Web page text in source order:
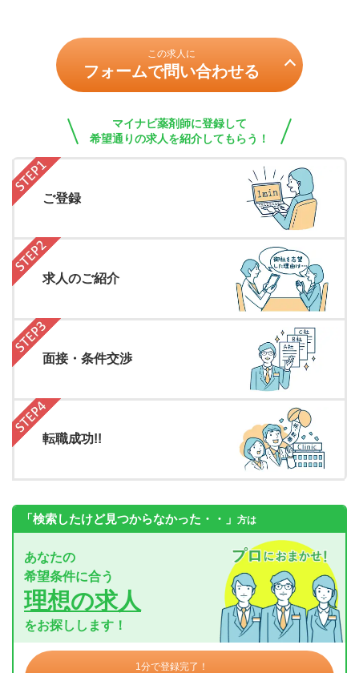
この求人に
フォームで問い合わせる
マイナビ薬剤師に登録して
希望通りの求人を紹介してもらう！
ご登録
求人のご紹介
面接・条件交渉
転職成功!!
「検索したけど見つからなかった・・」 方は
あなたの
希望条件に合う
理想の求人
をお探しします！
1分で登録完了！